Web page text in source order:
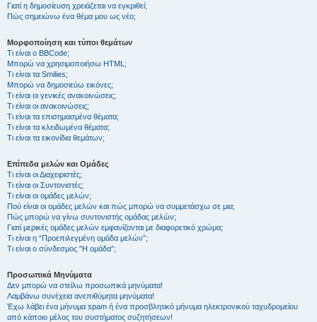
Γιατί η δημοσίευση χρειάζεται να εγκριθεί;
Πώς σημειώνω ένα θέμα μου ως νέο;
Μορφοποίηση και τύποι θεμάτων
Τι είναι ο BBCode;
Μπορώ να χρησιμοποιήσω HTML;
Τι είναι τα Smilies;
Μπορώ να δημοσιεύω εικόνες;
Τι είναι οι γενικές ανακοινώσεις;
Τι είναι οι ανακοινώσεις;
Τι είναι τα επισημασμένα θέματα;
Τι είναι τα κλειδωμένα θέματα;
Τι είναι τα εικονίδια θεμάτων;
Επίπεδα μελών και Ομάδες
Τι είναι οι Διαχειριστές;
Τι είναι οι Συντονιστές;
Τι είναι οι ομάδες μελών;
Πού είναι οι ομάδες μελών και πώς μπορώ να συμμετάσχω σε μια;
Πώς μπορώ να γίνω συντονιστής ομάδας μελών;
Γιατί μερικές ομάδες μελών εμφανίζονται με διαφορετικό χρώμα;
Τι είναι η “Προεπιλεγμένη ομάδα μελών”;
Τι είναι ο σύνδεσμος "Η ομάδα”;
Προσωπικά Μηνύματα
Δεν μπορώ να στείλω προσωπικά μηνύματα!
Λαμβάνω συνέχεια ανεπιθύμητα μηνύματα!
Έχω λάβει ένα μήνυμα spam ή ένα προσβλητικό μήνυμα ηλεκτρονικού ταχυδρομείου
από κάποιο μέλος του συστήματος συζητήσεων!